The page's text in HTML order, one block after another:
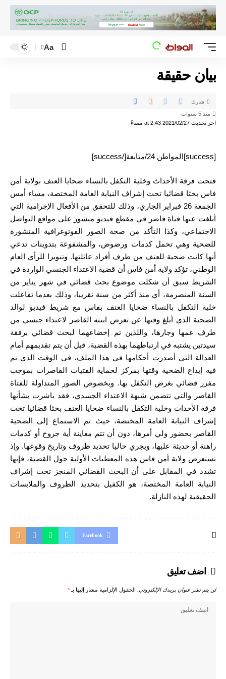
Aa
بيان حقيقة
اخر تحديث 2021/02/27 at 2:43 مساءً
منذ 5 سنوات
شارك
[success]المواطن 24/متابعة[/success]
فتحت فرقة الأحداث وخلية التكفل بالنساء ضحايا العنف بولاية أمن
فاس بحثا قضائيا تحت إشراف النيابة العامة المختصة، مساء أمس
الجمعة 26 فبراير الجاري، وذلك للتحقق من الأفعال الإجرامية التي
أبلغت عنها فتاة قاصر في مقطع فيديو منشور على مواقع التواصل
الاجتماعي، وكذا التأكد من صحة الصور الفوتوغرافية المنشورة
للضحية وهي تحمل كدمات ورضوض، والمشفوعة بتدوينات تدعي
أنها كانت ضحية للعنف من طرف أفراد عائلتها. وتنويرا للرأي العام
الوطني، تؤكد ولاية أمن فاس أن قضية الاعتداء الجنسي الواردة في
الشريط سبق أن شكلت موضوع بحث قضائي في شهر يناير من
السنة المنصرمة، أي منذ أكثر من سنة تقريبا، وذلك بعدما تفاعلت
خلية التكفل بالنساء ضحايا العنف بفاس مع شريط فيديو لوالد
الضحية الذي أبلغ وقتها عن تعرض ابنته القاصر لاعتداء جنسي من
طرف عمها وجارها، واللذين تم إخضاعهما لبحث قضائي برفقة
سيدتين يشتبه في ارتباطهما بهذه القضية، قبل أن يتم تقديمهم أمام
العدالة التي أصدرت أحكامها في هذا الملف، في الوقت الذي تم
فيه إيداع الضحية وقتها بمركز لحماية الفتيات القاصرات بموجب
مقرر قضائي بغرض التكفل بها. وبخصوص الصور المتداولة للفتاة
القاصر والتي تتضمن شبهة الاعتداء الجسدي، فقد باشرت بشأنها
فرقة الأحداث وخلية التكفل بالنساء ضحايا العنف بحثا قضائيا تحت
إشراف النيابة العامة المختصة، حيث تم الاستماع إلى الضحية
القاصر بحضور ولي أمرها، دون أن تتم معاينة أية جروح أو كدمات
راهنة أو حديثة عليها، ويجري حاليا تحديد ظروف وتاريخ وقوعها. وإذ
تستعرض ولاية أمن فاس هذه المعطيات الأولية حول القضية، فإنها
تشدد في المقابل على أن البحث القضائي المنجز تحت إشراف
النيابة العامة المختصة، هو الكفيل بتحديد الظروف والملابسات
الحقيقية لهذه النازلة.
Facebook
اضف تعليق
لن يتم نشر عنوان بريدك الإلكتروني. الحقول الإلزامية مشار إليها بـ *